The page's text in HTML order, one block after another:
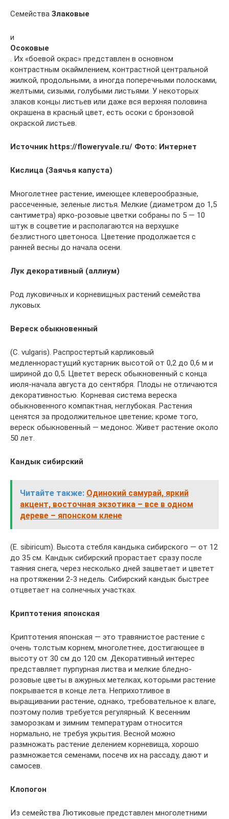
Семейства Злаковые
и
Осоковые
. Их «боевой окрас» представлен в основном
контрастным окаймлением, контрастной центральной
жилкой, продольными, а иногда поперечными полосками,
желтыми, сизыми, голубыми листьями. У некоторых
злаков концы листьев или даже вся верхняя половина
окрашена в красный цвет, есть осоки с бронзовой
окраской листьев.
Источник https://floweryvale.ru/ Фото: Интернет
Кислица (Заячья капуста)
Многолетнее растение, имеющее клеверообразные,
рассеченные, зеленые листья. Мелкие (диаметром до 1,5
сантиметра) ярко-розовые цветки собраны по 5 — 10
штук в соцветие и располагаются на верхушке
безлистного цветоноса. Цветение продолжается с
ранней весны до начала осени.
Лук декоративный (аллиум)
Род луковичных и корневищных растений семейства
луковых.
Вереск обыкновенный
(C. vulgaris). Распростертый карликовый
медленнорастущий кустарник высотой от 0,2 до 0,6 м и
шириной до 0,5. Цветет вереск обыкновенный с конца
июля-начала августа до сентября. Плоды не отличаются
декоративностью. Корневая система вереска
обыкновенного компактная, неглубокая. Растения
ценятся за продолжительное цветение; кроме того,
вереск обыкновенный — медонос. Живет растение около
50 лет.
Кандык сибирский
Читайте также: Одинокий самурай, яркий
акцент, восточная экзотика – все в одном
дереве – японском клене
(Е. sibiricum). Высота стебля кандыка сибирского — от 12
до 35 см. Кандык сибирский прорастает сразу после
таяния снега, через несколько дней зацветает и цветет
на протяжении 2-3 недель. Сибирский кандык быстрее
отцветает на солнечных участках.
Криптотения японская
Криптотения японская — это травянистое растение с
очень толстым корнем, многолетнее, достигающее в
высоту от 30 см до 120 см. Декоративный интерес
представляет пурпурная листва и мелкие бледно-
розовые цветы в ажурных метелках, которыми растение
покрывается в конце лета. Неприхотливое в
выращивании растение, однако, требовательное к влаге,
поэтому полив требуется регулярный. К весенним
заморозкам и зимним температурам относится
нормально, не требуя укрытия. Весной можно
размножать растение делением корневища, хорошо
размножается семенами, посечв их на рассаду, дают и
самосев.
Клопогон
Из семейства Лютиковые представлен многолетними